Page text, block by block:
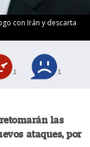
con Irán y descarta
1 1
las
ataques, por